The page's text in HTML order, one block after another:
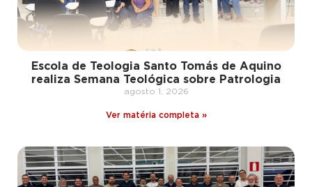
Escola de Teologia Santo Tomás de Aquino
realiza Semana Teológica sobre Patrologia
agosto 1, 2026
Ver matéria completa »